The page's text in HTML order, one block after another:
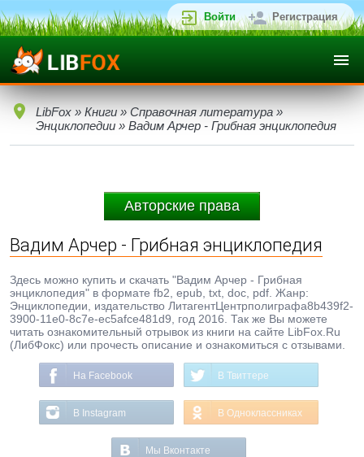
Войти Регистрация
LibFox » Книги » Справочная литература »
Энциклопедии » Вадим Арчер - Грибная энциклопедия
Авторские права
Вадим Арчер - Грибная энциклопедия
Здесь можно купить и скачать "Вадим Арчер - Грибная
энциклопедия" в формате fb2, epub, txt, doc, pdf. Жанр:
Энциклопедии, издательство ЛитагентЦентрполиграфa8b439f2-
3900-11e0-8c7e-ec5afce481d9, год 2016. Так же Вы можете
читать ознакомительный отрывок из книги на сайте LibFox.Ru
(ЛибФокс) или прочесть описание и ознакомиться с отзывами.
На Facebook В Твиттере
В Instagram В Одноклассниках
Мы Вконтакте